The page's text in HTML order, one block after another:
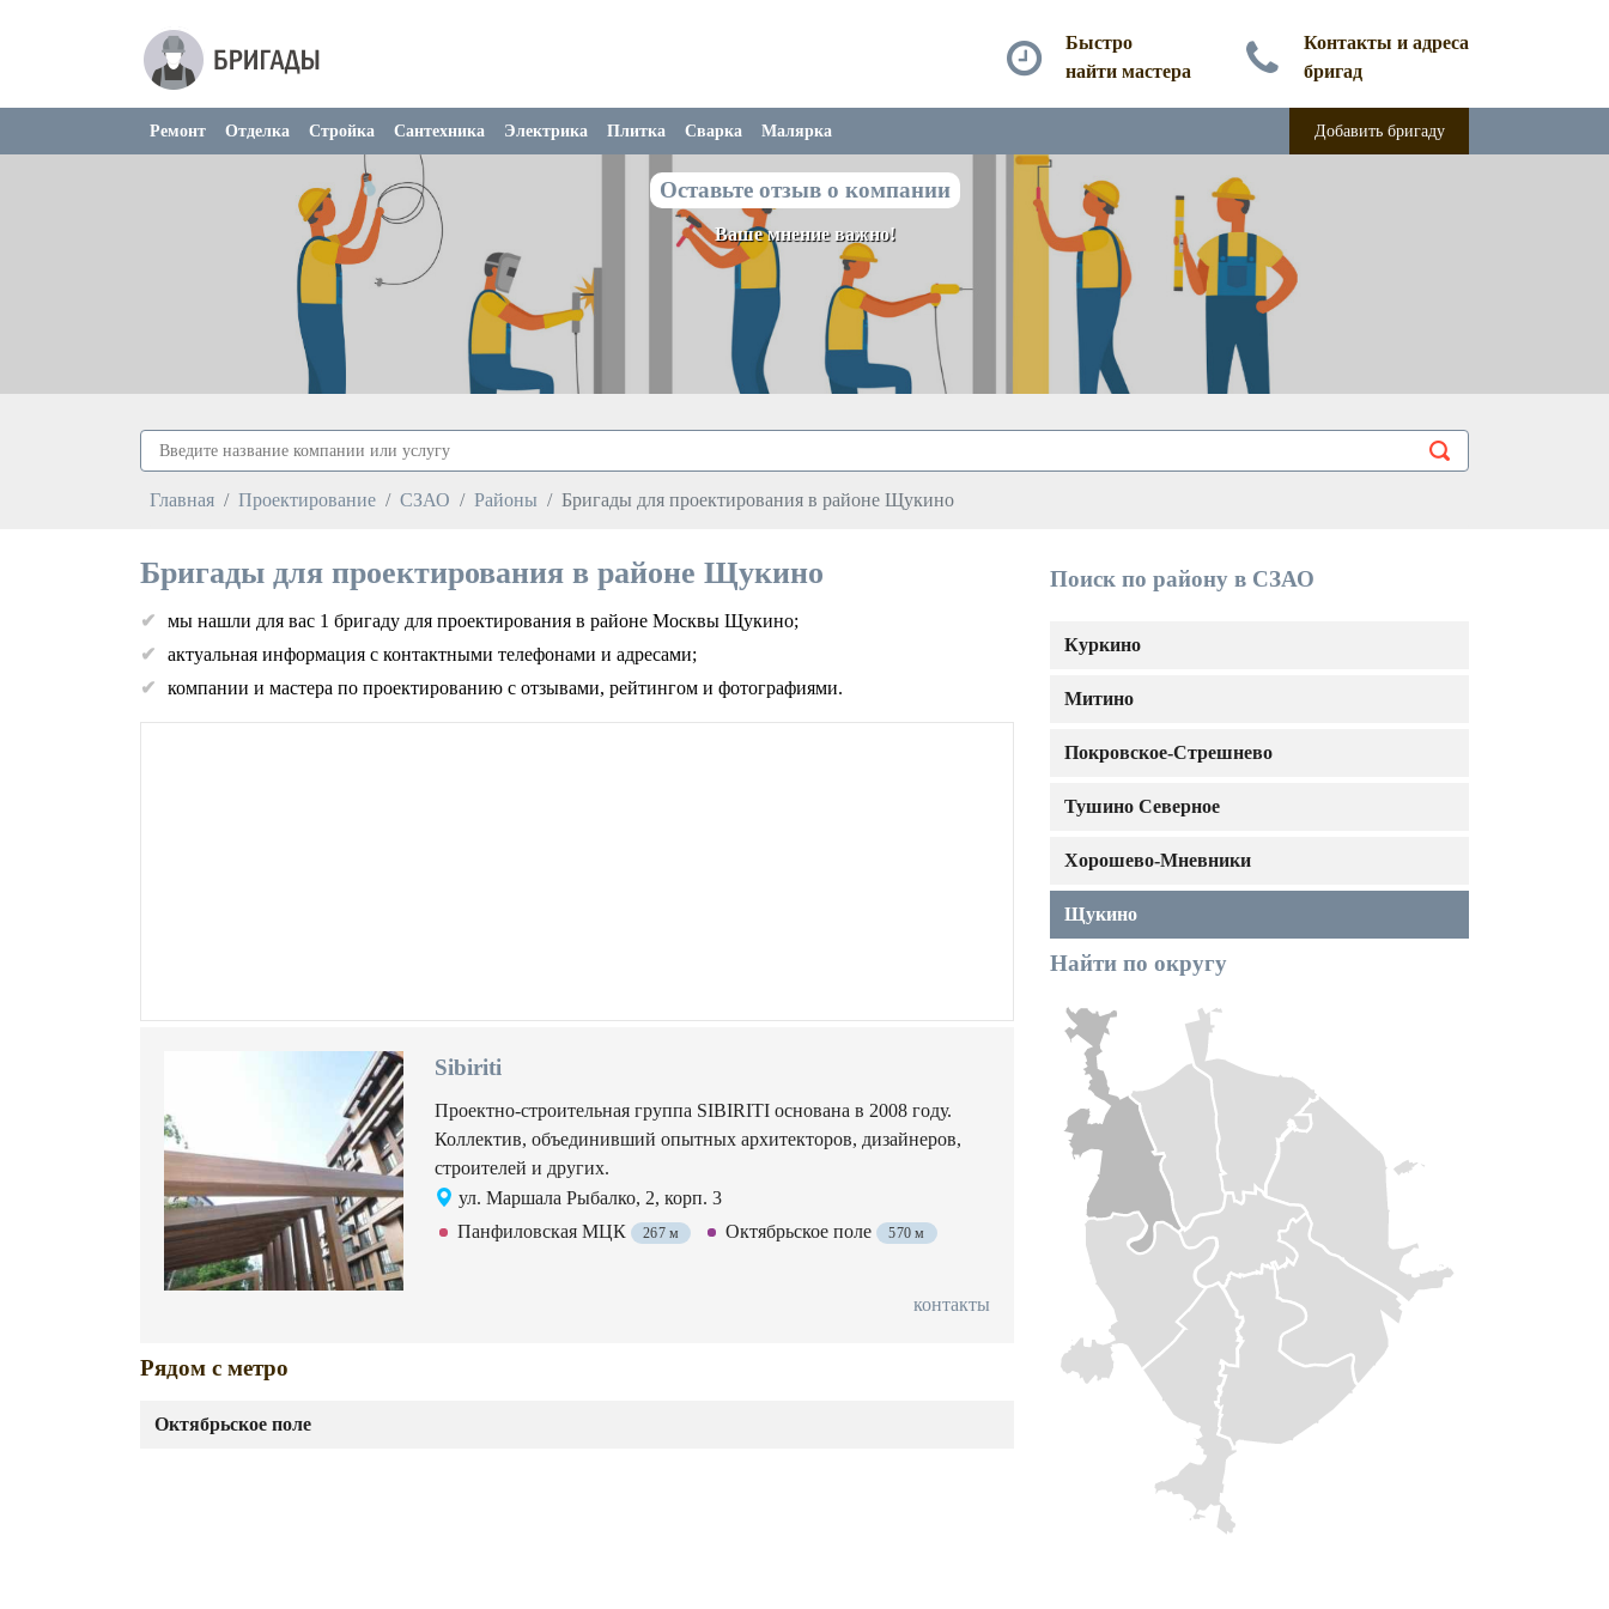
Быстро
найти мастера
Контакты и адреса
бригад
Ремонт Отделка Стройка Сантехника Электрика Плитка Сварка Малярка Добавить бригаду
Оставьте отзыв о компании
Ваше мнение важно!
Главная Проектирование СЗАО Районы Бригады для проектирования в районе Щукино
Поиск по району в СЗАО
Куркино
Митино
Покровское-Стрешнево
Тушино Северное
Хорошево-Мневники
Щукино
Найти по округу
Бригады для проектирования в районе Щукино
мы нашли для вас 1 бригаду для проектирования в районе Москвы Щукино;
актуальная информация с контактными телефонами и адресами;
компании и мастера по проектированию с отзывами, рейтингом и фотографиями.
Sibiriti
Проектно-строительная группа SIBIRITI основана в 2008 году.
Коллектив, объединивший опытных архитекторов, дизайнеров,
строителей и других.
ул. Маршала Рыбалко, 2, корп. 3
Панфиловская МЦК
267 м Октябрьское поле 570 м
контакты
Рядом с метро
Октябрьское поле